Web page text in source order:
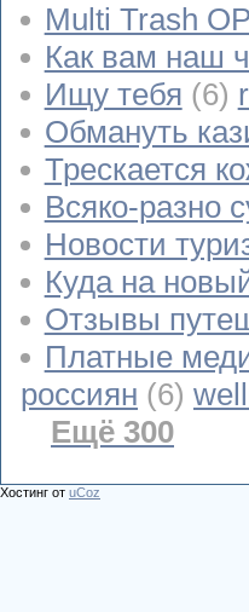
Multi Trash
Как вам наш
Ищу тебя (6)
Обмануть
Трескается
Всяко-разно
Новости
Куда на
Отзывы
Платные
россиян (6)
Ещё 300
Хостинг от uCoz